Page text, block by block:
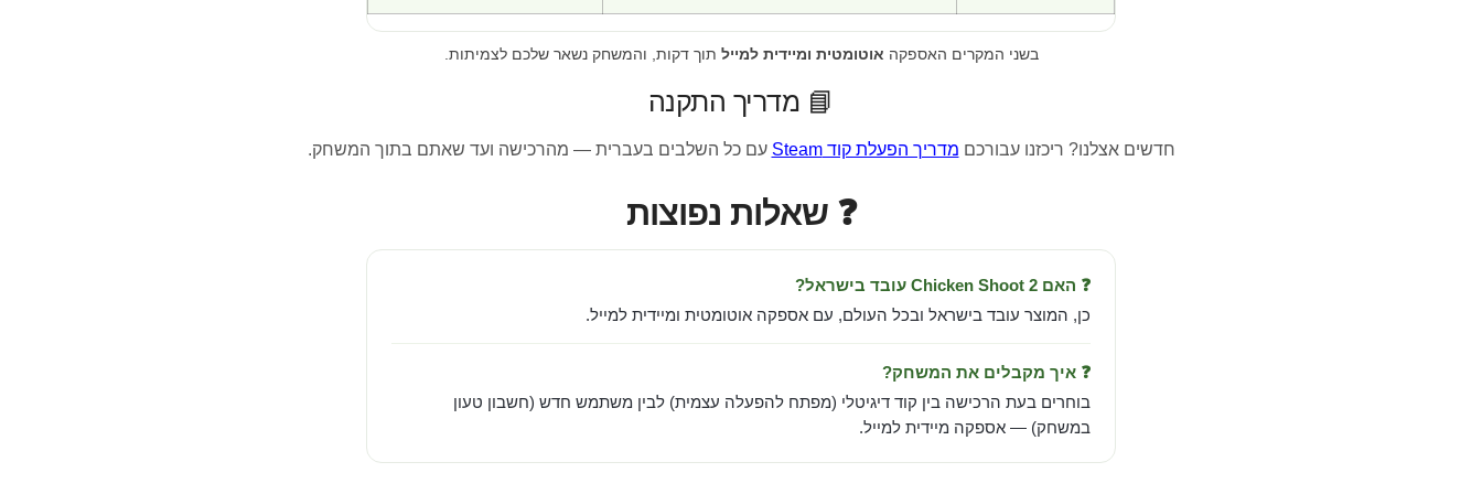
בשני המקרים האספקה אוטומטית ומיידית למייל תוך דקות, והמשחק נשאר שלכם לצמיתות.
📘 מדריך התקנה
חדשים אצלנו? ריכזנו עבורכם מדריך הפעלת קוד Steam עם כל השלבים בעברית — מהרכישה ועד שאתם בתוך המשחק.
❓ שאלות נפוצות
❓ האם Chicken Shoot 2 עובד בישראל?
כן, המוצר עובד בישראל ובכל העולם, עם אספקה אוטומטית ומיידית למייל.
❓ איך מקבלים את המשחק?
בוחרים בעת הרכישה בין קוד דיגיטלי (מפתח להפעלה עצמית) לבין משתמש חדש (חשבון טעון
במשחק) — אספקה מיידית למייל.